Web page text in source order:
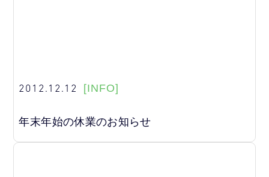
2012.12.12 [INFO]
年末年始の休業のお知らせ